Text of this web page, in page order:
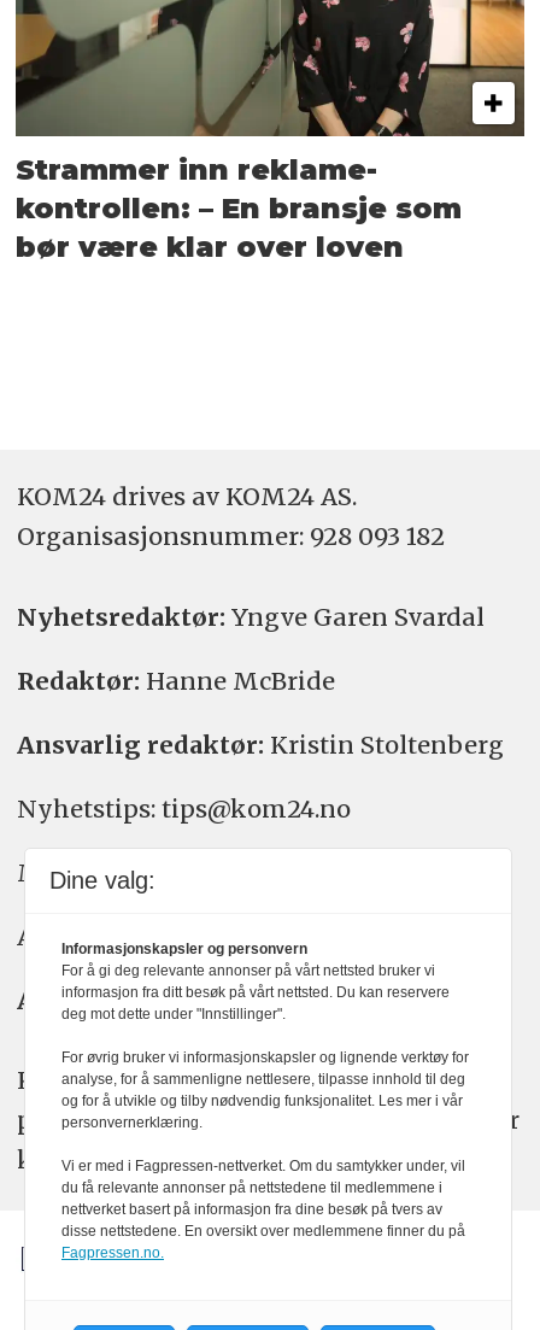
Strammer inn reklame-
kontrollen: – En bransje som
bør være klar over loven
KOM24 drives av KOM24 AS.
Organisasjons­nummer: 928 093 182
Nyhetsredaktør: Yngve Garen Svardal
Redaktør: Hanne McBride
Ansvarlig redaktør: Kristin Stoltenberg
Nyhetstips: tips@kom24.no
Meninger: meninger@kom24.no
Annonse: annonse@watchmedia.no
Abonnement:kom24@watchmedia.no
KOM24 arbeider etter Vær Varsom-
plakatens regler for god presseskikk. Her
kan du lese mer omPFUsarbeid.
Dine valg:
Informasjonskapsler og personvern
For å gi deg relevante annonser på vårt nettsted bruker vi
informasjon fra ditt besøk på vårt nettsted. Du kan reservere
deg mot dette under "Innstillinger".
For øvrig bruker vi informasjonskapsler og lignende verktøy for
analyse, for å sammenligne nettlesere, tilpasse innhold til deg
og for å utvikle og tilby nødvendig funksjonalitet. Les mer i vår
personvernerklæring.
Vi er med i Fagpressen-nettverket. Om du samtykker under, vil
du få relevante annonser på nettstedene til medlemmene i
nettverket basert på informasjon fra dine besøk på tvers av
disse nettstedene. En oversikt over medlemmene finner du på
Fagpressen.no.